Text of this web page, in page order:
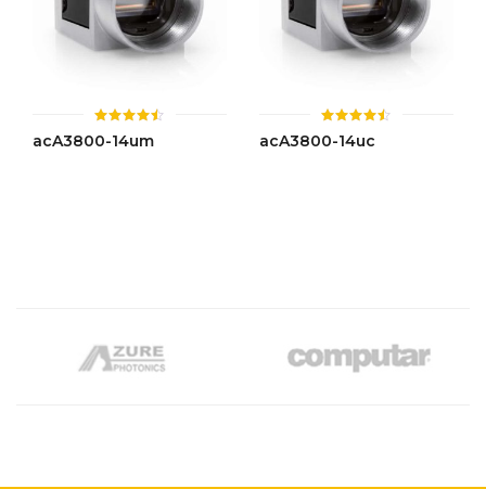
ให้
คะแนน
acA3800-14um
ให้
คะแนน
acA3800-14uc